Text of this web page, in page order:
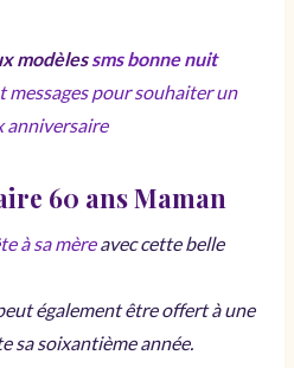
modèlessms bonne nuit
messages pour souhaiter un
anniversaire
60 ans Maman
à sa mèreavec cette belle
également être offert à une
sa soixantième année.